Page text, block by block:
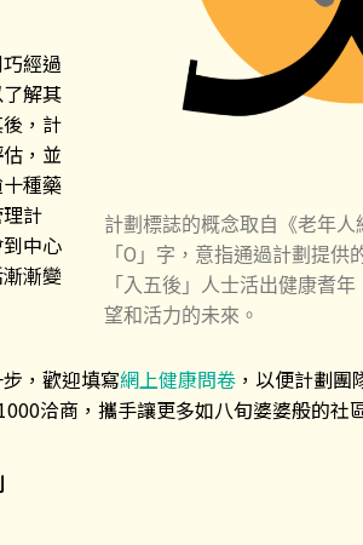
經過
解其
，計
，並
種藥
計
中心
漸變
計劃標誌的概念取自《老年
「O」字，意指通過計劃提
「入五後」人士活出健康耆
望和活力的未來。
，歡迎填寫網上健康問卷 ，以便計劃
洽商，攜手讓更多如八旬婆婆般的社